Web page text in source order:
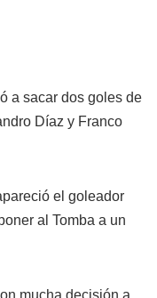
a sacar dos goles de
Díaz y Franco
el goleador
al Tomba a un
mucha decisión a